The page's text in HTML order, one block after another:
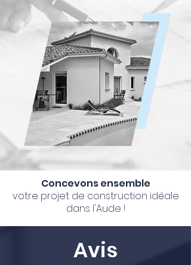
Concevons ensemble
votre projet de construction idéale
dans l'Aude !
Avis